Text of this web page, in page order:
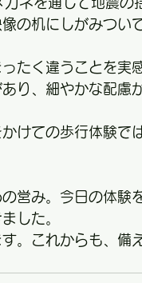
の机にしがみつい
たく違うことを実
り、細やかな配慮
けての歩行体験で
営み。今日の体験
した。
。これからも、備